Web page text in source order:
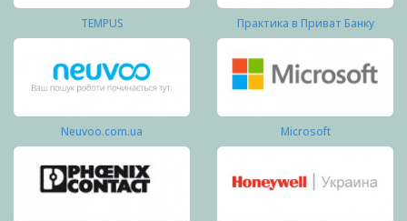
TEMPUS Практика в Приват Банку
Neuvoo.com.ua Microsoft